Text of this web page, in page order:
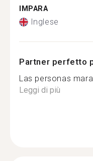
IMPARA
Inglese
Partner perfetto
Las personas
Leggi di più